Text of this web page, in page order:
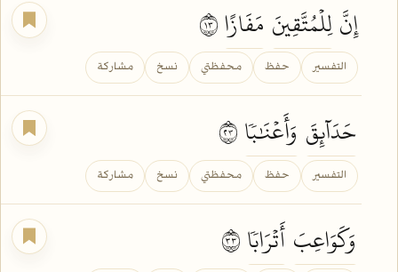
إِنَّلِلۡمُتَّقِينَ مَفَازًا
التفسير حفظ محفظتي نسخ مشاركة
حَدَآئِقَ وَأَعۡنَٰبٗا
التفسير حفظ محفظتي نسخ مشاركة
وَكَوَاعِبَ أَتۡرَابٗا